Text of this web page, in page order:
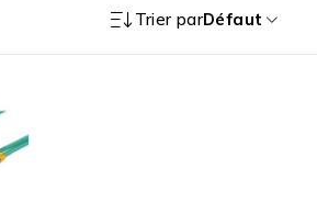
Trier parDéfaut